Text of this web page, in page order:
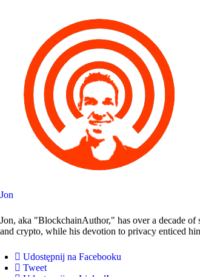
Jon
Jon, aka "BlockchainAuthor," has over a decade
and crypto, while his devotion to privacy enticed
Udostępnij na Facebooku
Tweet